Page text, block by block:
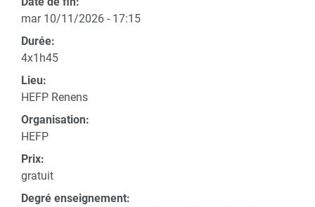
mar 10/11/2026 - 17:15
Durée:
4x1h45
Lieu:
HEFP Renens
Organisation:
HEFP
Prix:
gratuit
Degré enseignement: